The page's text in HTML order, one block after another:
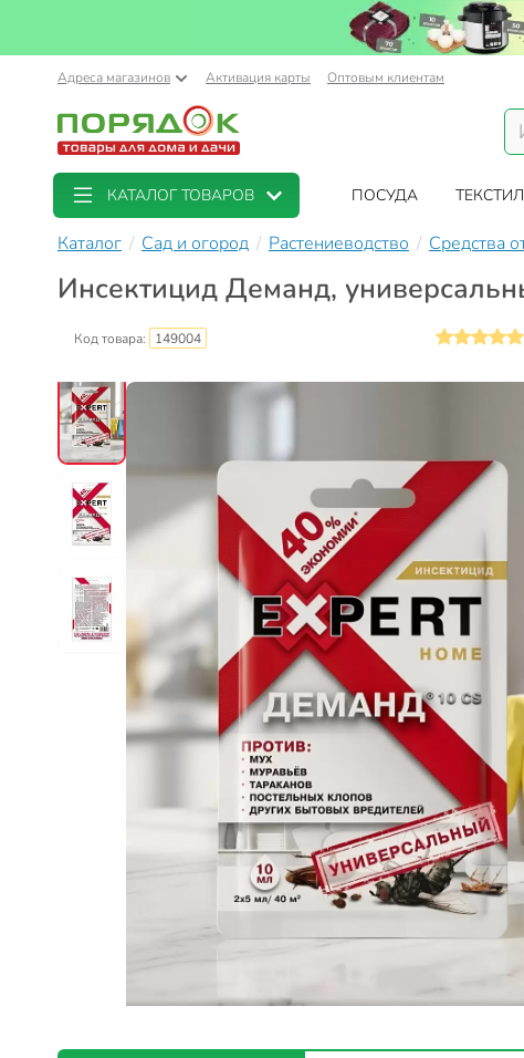
Адреса магазинов Активация карты Оптовым клиентам
КАТАЛОГ ТОВАРОВ ПОСУДА
Каталог Сад и огород Растениеводство Средства
Инсектицид Деманд,
Код товара: 149004